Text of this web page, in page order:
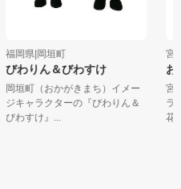
福岡県|岡垣町
びわりん＆びわすけ
岡垣町（おかがきまち）イメー
ジキャラクターの『びわりん＆
びわすけ』...
宮
お
宮
ラ
花